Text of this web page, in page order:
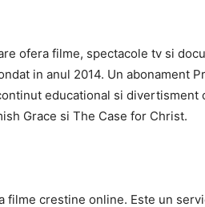
ofera filme, spectacole tv si
in anul 2014. Un abonament
educational si divertisment
Grace si The Case for Christ.
filme crestine online. Este un